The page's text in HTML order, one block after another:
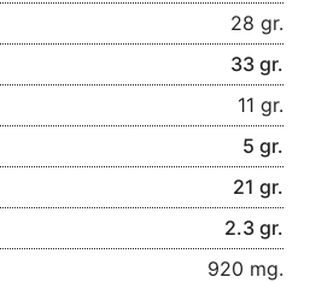
28 gr.
33 gr.
11 gr.
5 gr.
21 gr.
2.3 gr.
920 mg.